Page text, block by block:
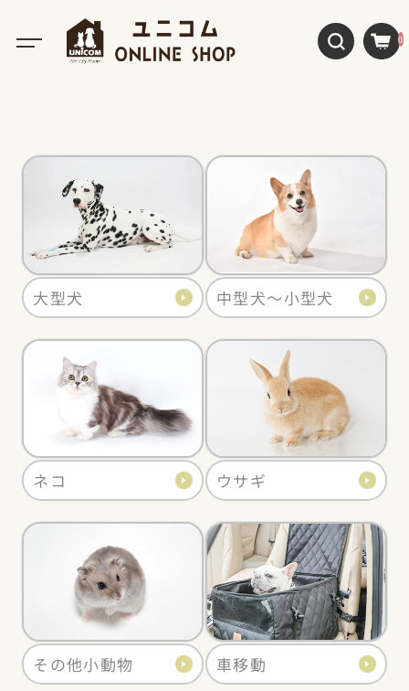
0
ペット別レンタル酸素室セット
大型犬 中型犬～小型犬
ネコ ウサギ
その他小動物 車移動